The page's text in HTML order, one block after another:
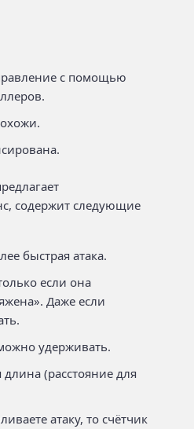
с помощью
содержит следующие
быстрая атака.
если она
Даже если
удерживать.
(расстояние для
атаку, то счётчик